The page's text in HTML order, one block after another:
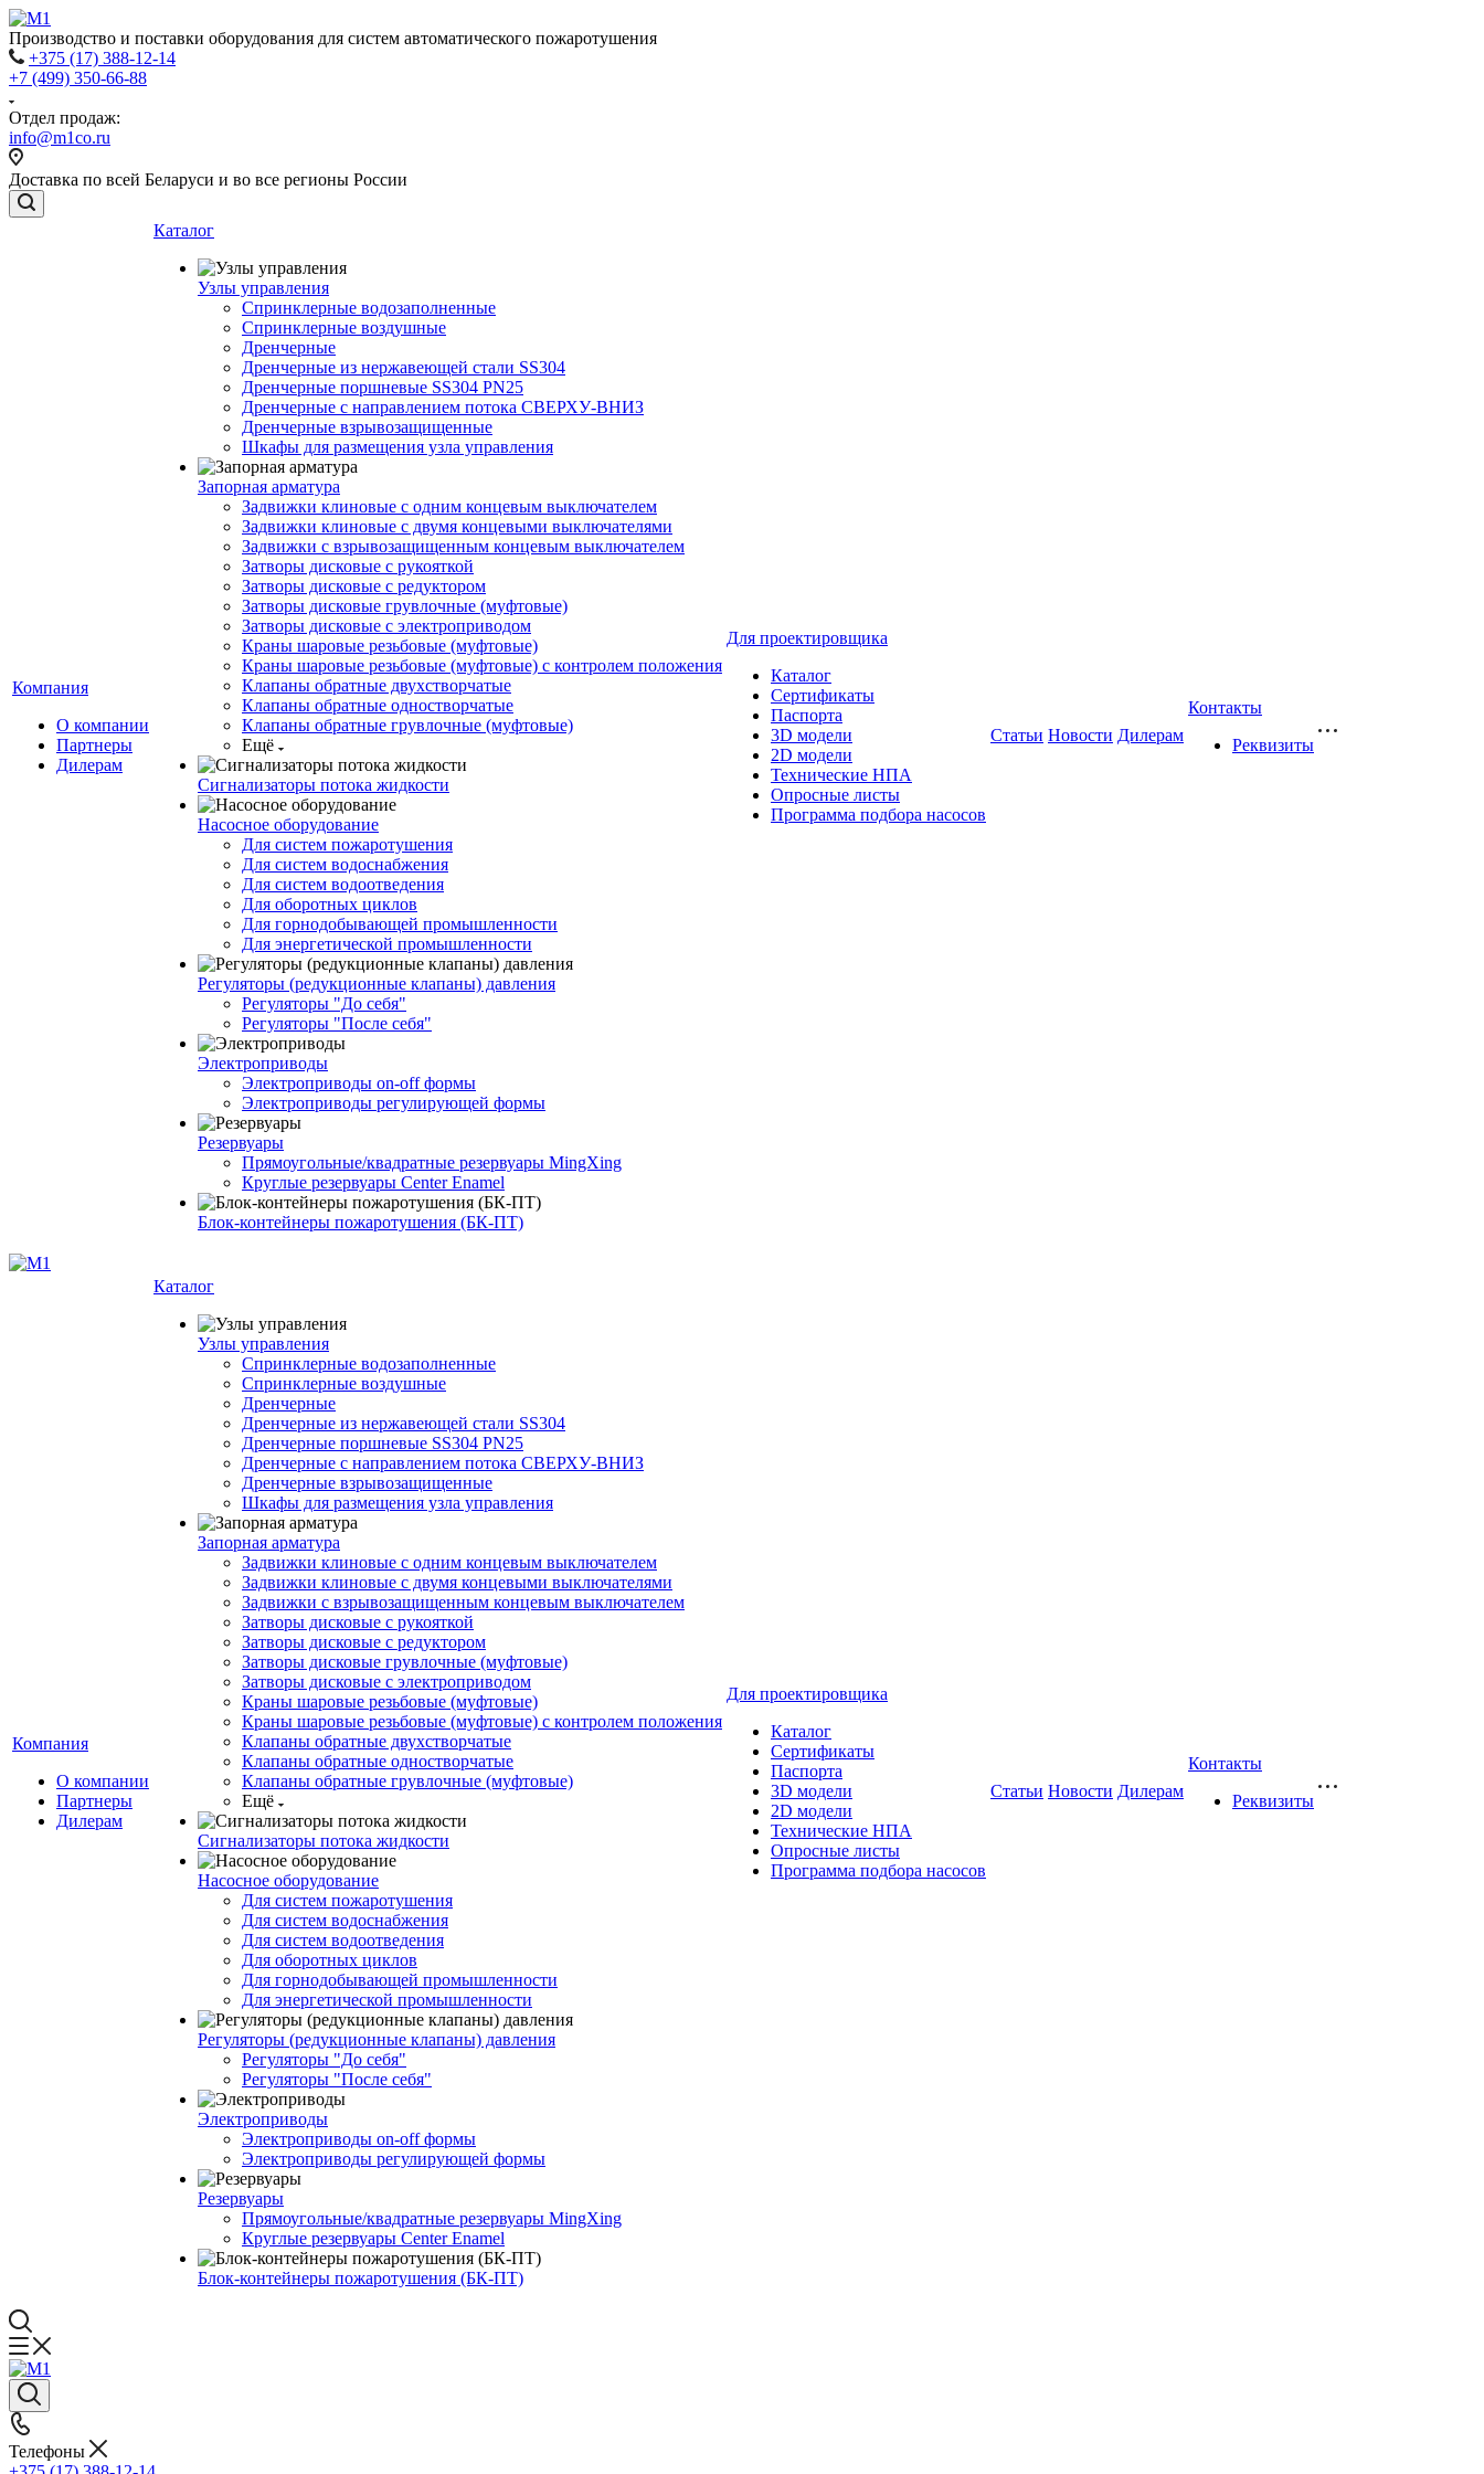
Производство и поставки оборудования для систем автоматического пожаротушения
+375 (17) 388-12-14
+7 (499) 350-66-88
Отдел продаж:
info@m1co.ru
Доставка по всей Беларуси и во все регионы России
Компания
О компании
Партнеры
Дилерам
Каталог
Узлы управления
Cпринклерные водозаполненные
Cпринклерные воздушные
Дренчерные
Дренчерные из нержавеющей стали SS304
Дренчерные поршневые SS304 PN25
Дренчерные с направлением потока СВЕРХУ-ВНИЗ
Дренчерные взрывозащищенные
Шкафы для размещения узла управления
Запорная арматура
Задвижки клиновые с одним концевым выключателем
Задвижки клиновые с двумя концевыми выключателями
Задвижки с взрывозащищенным концевым выключателем
Затворы дисковые с рукояткой
Затворы дисковые с редуктором
Затворы дисковые грувлочные (муфтовые)
Затворы дисковые с электроприводом
Краны шаровые резьбовые (муфтовые)
Краны шаровые резьбовые (муфтовые) с контролем положения
Клапаны обратные двухстворчатые
Клапаны обратные одностворчатые
Клапаны обратные грувлочные (муфтовые)
Ещё
Сигнализаторы потока жидкости
Насосное оборудование
Для систем пожаротушения
Для систем водоснабжения
Для систем водоотведения
Для оборотных циклов
Для горнодобывающей промышленности
Для энергетической промышленности
Регуляторы (редукционные клапаны) давления
Регуляторы "До себя"
Регуляторы "После себя"
Электроприводы
Электроприводы on-off формы
Электроприводы регулирующей формы
Резервуары
Прямоугольные/квадратные резервуары MingXing
Круглые резервуары Center Enamel
Блок-контейнеры пожаротушения (БК-ПТ)
Для проектировщика
Каталог
Сертификаты
Паспорта
3D модели
2D модели
Технические НПА
Опросные листы
Программа подбора насосов
Статьи Новости Дилерам
Контакты
Реквизиты
Компания
О компании
Партнеры
Дилерам
Каталог
Узлы управления
Cпринклерные водозаполненные
Cпринклерные воздушные
Дренчерные
Дренчерные из нержавеющей стали SS304
Дренчерные поршневые SS304 PN25
Дренчерные с направлением потока СВЕРХУ-ВНИЗ
Дренчерные взрывозащищенные
Шкафы для размещения узла управления
Запорная арматура
Задвижки клиновые с одним концевым выключателем
Задвижки клиновые с двумя концевыми выключателями
Задвижки с взрывозащищенным концевым выключателем
Затворы дисковые с рукояткой
Затворы дисковые с редуктором
Затворы дисковые грувлочные (муфтовые)
Затворы дисковые с электроприводом
Краны шаровые резьбовые (муфтовые)
Краны шаровые резьбовые (муфтовые) с контролем положения
Клапаны обратные двухстворчатые
Клапаны обратные одностворчатые
Клапаны обратные грувлочные (муфтовые)
Ещё
Сигнализаторы потока жидкости
Насосное оборудование
Для систем пожаротушения
Для систем водоснабжения
Для систем водоотведения
Для оборотных циклов
Для горнодобывающей промышленности
Для энергетической промышленности
Регуляторы (редукционные клапаны) давления
Регуляторы "До себя"
Регуляторы "После себя"
Электроприводы
Электроприводы on-off формы
Электроприводы регулирующей формы
Резервуары
Прямоугольные/квадратные резервуары MingXing
Круглые резервуары Center Enamel
Блок-контейнеры пожаротушения (БК-ПТ)
Для проектировщика
Каталог
Сертификаты
Паспорта
3D модели
2D модели
Технические НПА
Опросные листы
Программа подбора насосов
Статьи Новости Дилерам
Контакты
Реквизиты
Телефоны